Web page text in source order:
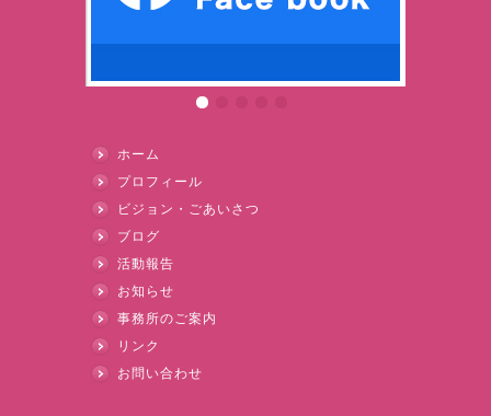
ホーム
プロフィール
ビジョン・ごあいさつ
ブログ
活動報告
お知らせ
事務所のご案内
リンク
お問い合わせ